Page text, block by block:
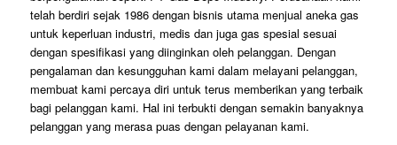
telah berdiri sejak 1986 dengan bisnis utama menjual aneka gas
untuk keperluan industri, medis dan juga gas spesial sesuai
dengan spesifikasi yang diinginkan oleh pelanggan. Dengan
pengalaman dan kesungguhan kami dalam melayani pelanggan,
membuat kami percaya diri untuk terus memberikan yang terbaik
bagi pelanggan kami. Hal ini terbukti dengan semakin banyaknya
pelanggan yang merasa puas dengan pelayanan kami.